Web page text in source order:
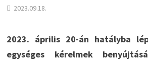
2023.09.18.
2023. április 20-án hatályba
egységes kérelmek